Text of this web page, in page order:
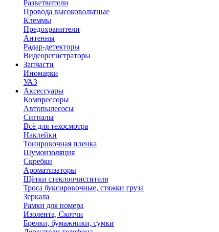
Разветвители
Провода высоковольтные
Клеммы
Предохранители
Антенны
Радар-детекторы
Видеорегистраторы
Запчасти
Иномарки
УАЗ
Аксесcуары
Компрессоры
Автопылесосы
Сигналы
Всё для техосмотра
Наклейки
Тонировочная пленка
Шумоизоляция
Скребки
Ароматизаторы
Щётки стеклоочистителя
Троса буксировочные, стяжки груза
Зеркала
Рамки для номера
Изолента, Скотчи
Брелки, бумажники, сумки